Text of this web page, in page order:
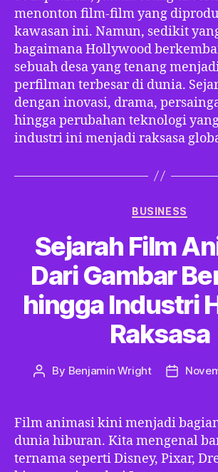
menonton film-film yang
kawasan ini. Namun, sedikit
bagaimana Hollywood
sebuah desa yang tenang
perfilman terbesar di dunia.
dengan inovasi, drama,
hingga perubahan teknologi
industri ini menjadi raksasa
Categories
BUSINESS
Sejarah Film
Dari Gambar
hingga Industri
Raksasa
Post
By Benjamin Wright
Post
Film animasi kini menjadi
dunia hiburan. Kita mengenal
ternama seperti Disney, Pixar,